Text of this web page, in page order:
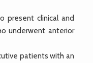
present clinical and
underwent anterior
patients with an